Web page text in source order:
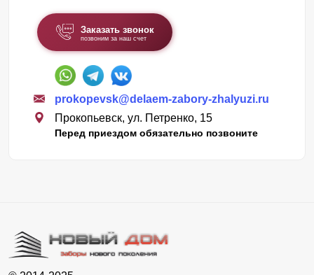
Заказать звонок
позвоним за наш счет
prokopevsk@delaem-zabory-zhalyuzi.ru
Прокопьевск, ул. Петренко, 15
Перед приездом обязательно позвоните